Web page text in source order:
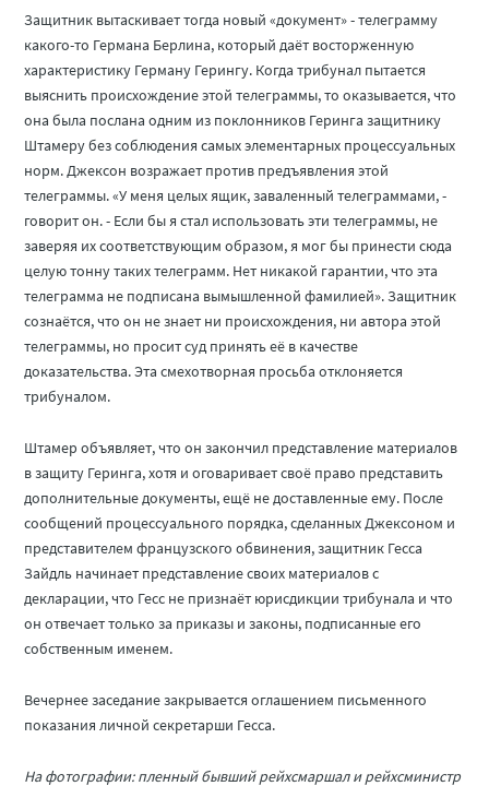
Защитник вытаскивает тогда новый «документ» - телеграмму
какого-то Германа Берлина, который даёт восторженную
характеристику Герману Герингу. Когда трибунал пытается
выяснить происхождение этой телеграммы, то оказывается, что
она была послана одним из поклонников Геринга защитнику
Штамеру без соблюдения самых элементарных процессуальных
норм. Джексон возражает против предъявления этой
телеграммы. «У меня целых ящик, заваленный телеграммами, -
говорит он. - Если бы я стал использовать эти телеграммы, не
заверяя их соответствующим образом, я мог бы принести сюда
целую тонну таких телеграмм. Нет никакой гарантии, что эта
телеграмма не подписана вымышленной фамилией». Защитник
сознаётся, что он не знает ни происхождения, ни автора этой
телеграммы, но просит суд принять её в качестве
доказательства. Эта смехотворная просьба отклоняется
трибуналом.
Штамер объявляет, что он закончил представление материалов
в защиту Геринга, хотя и оговаривает своё право представить
дополнительные документы, ещё не доставленные ему. После
сообщений процессуального порядка, сделанных Джексоном и
представителем французского обвинения, защитник Гесса
Зайдль начинает представление своих материалов с
декларации, что Гесс не признаёт юрисдикции трибунала и что
он отвечает только за приказы и законы, подписанные его
собственным именем.
Вечернее заседание закрывается оглашением письменного
показания личной секретарши Гесса.
На фотографии: пленный бывший рейхсмаршал и рейхсминистр